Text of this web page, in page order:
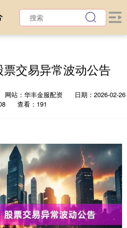
交易异常波动公告
网站：华丰金服配资
日期：2026-02-26
查看：191